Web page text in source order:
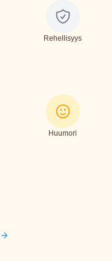
Rehellisyys
Huumori